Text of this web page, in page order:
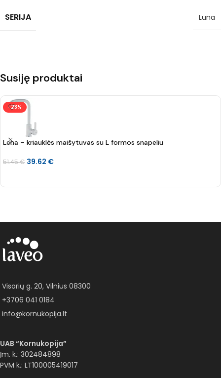
SERIJA Luna
Susiję produktai
-23%
Lena – kriauklės maišytuvas su L formos snapeliu
51.45€ 39.62 €
Visorių g. 20, Vilnius 08300
+3706 041 0184
info@kornukopija.lt
UAB “Kornukopija”
Įm. k.: 302484898
PVM k.: LT100005419017